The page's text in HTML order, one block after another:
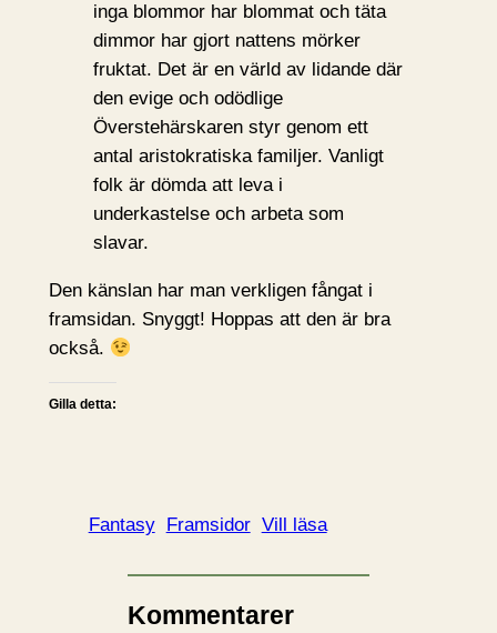
inga blommor har blommat och täta
dimmor har gjort nattens mörker
fruktat. Det är en värld av lidande där
den evige och odödlige
Överstehärskaren styr genom ett
antal aristokratiska familjer. Vanligt
folk är dömda att leva i
underkastelse och arbeta som
slavar.
Den känslan har man verkligen fångat i
framsidan. Snyggt! Hoppas att den är bra
också.
Gilla detta:
Fantasy Framsidor Vill läsa
Kommentarer